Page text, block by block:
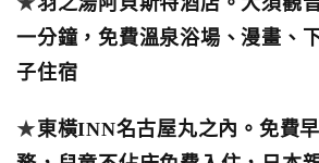
一分鐘，免費溫泉浴場、漫畫、
子住宿
★東橫INN名古屋丸之內。免費